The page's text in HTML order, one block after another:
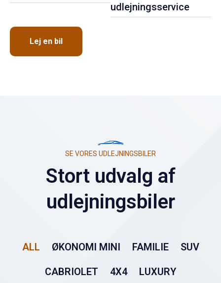
udlejningsservice
Lej en bil
SE VORES UDLEJNINGSBILER
Stort udvalg af
udlejningsbiler
ALL ØKONOMI MINI FAMILIE SUV
CABRIOLET 4X4 LUXURY